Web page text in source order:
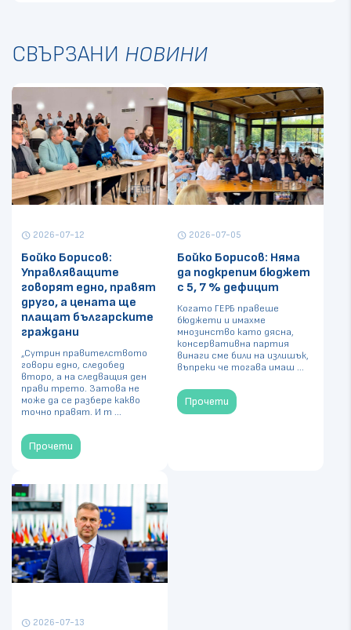
СВЪРЗАНИ НОВИНИ
schedule 2026-07-12
Бойко Борисов:
Управляващите
говорят едно, правят
друго, а цената ще
плащат българските
граждани
„Сутрин правителството
говори едно, следобед
второ, а на следващия ден
прави трето. Затова не
може да се разбере какво
точно правят. И т ...
Прочети
schedule 2026-07-05
Бойко Борисов: Няма
да подкрепим бюджет
с 5, 7 % дефицит
Когато ГЕРБ правеше
бюджети и имахме
мнозинство като дясна,
консервативна партия
винаги сме били на излишък,
въпреки че тогава имаш ...
Прочети
schedule 2026-07-13